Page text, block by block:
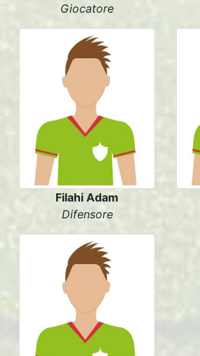
Giocatore
Filahi Adam
Difensore